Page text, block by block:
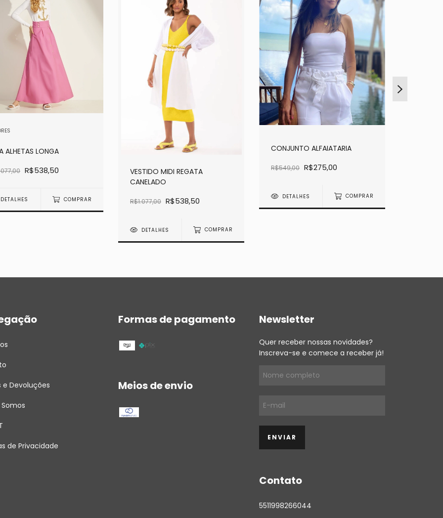
ALHETAS LONGA
R$538,50
DETALHES COMPRAR
VESTIDO MIDI REGATA
CANELADO
R$1.077,00 R$538,50
DETALHES COMPRAR
CONJUNTO ALFAIATARIA
R$549,00 R$275,00
DETALHES COMPRAR
e Devoluções
de Privacidade
Formas de pagamento
Meios de envio
Newsletter
Quer receber nossas novidades?
Inscreva-se e comece a receber já!
Contato
5511998266044